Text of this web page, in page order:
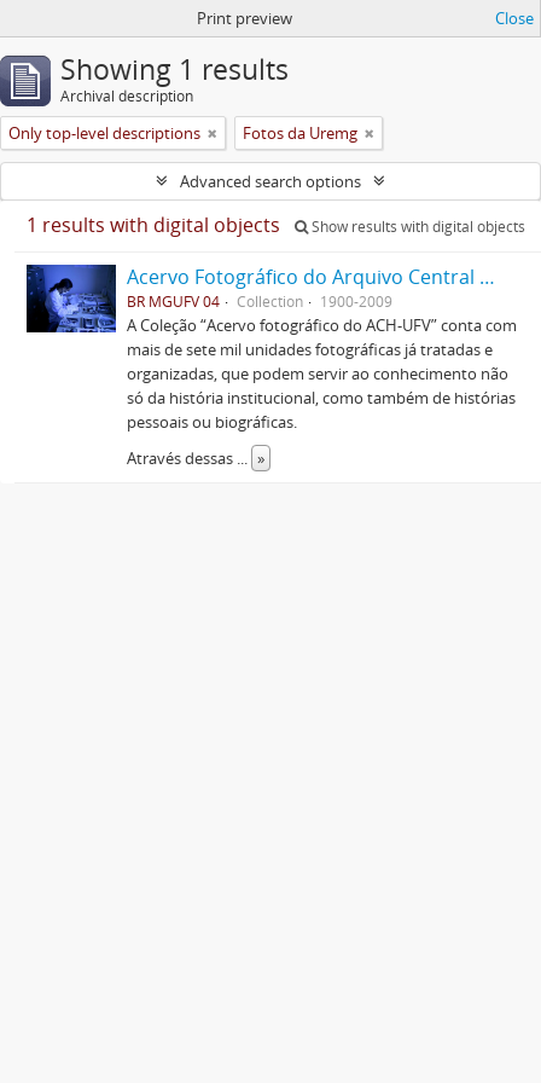
Print preview Close
Showing 1 results
Archival description
Only top-level descriptions Fotos da Uremg
Advanced search options
1 results with digital objects Show results with digital objects
Acervo Fotográfico do Arquivo Central Histórico da UFV
BR MGUFV 04 Collection 1900-2009
A Coleção “Acervo fotográfico do ACH-UFV” conta com
mais de sete mil unidades fotográficas já tratadas e
organizadas, que podem servir ao conhecimento não
só da história institucional, como também de histórias
pessoais ou biográficas.
Através dessas ... »